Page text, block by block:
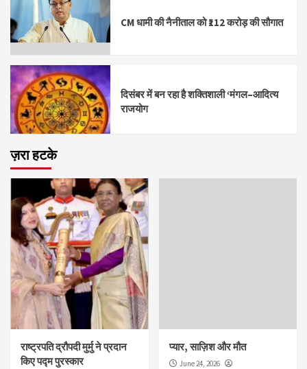
CM धामी की नैनीताल को ₹112 करोड़ की सौगात
दिसंबर में बन रहा है शक्तिशाली ‘मंगल–आदित्य
राजयोग
ज़रा हटके
राष्ट्रपति द्रौपदी मुर्मु ने प्रदान
किए पद्म पुरस्कार
प्यार, साज़िश और मौत
June 24, 2026